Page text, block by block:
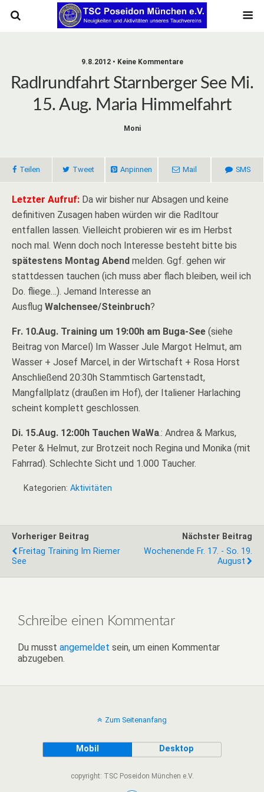
9.8.2012 • Keine Kommentare
Radlrundfahrt Starnberger See Mi.
15. Aug. Maria Himmelfahrt
Moni
Teilen Tweet Anpinnen Mail SMS
Letzter Aufruf: Da wir bisher nur Absagen und keine
definitiven Zusagen haben würden wir die Radltour
entfallen lassen. Vielleicht probieren wir es im Herbst
noch mal. Wenn doch noch Interesse besteht bitte bis
spätestens Montag Abend melden. Ggf. gehen wir
stattdessen tauchen (ich muss aber flach bleiben, weil ich
Do. fliege…). Jemand Interesse an
Ausflug Walchensee/Steinbruch?
Fr. 10.Aug. Training um 19:00h am Buga-See (siehe
Beitrag von Marcel) Im Wasser Jule Margot Helmut, am
Wasser + Josef Marcel, in der Wirtschaft + Rosa Horst
Anschließend 20:30h Stammtisch Gartenstadt,
Mangfallplatz (draußen im Hof), der Italiener Harlaching
scheint komplett geschlossen.
Di. 15.Aug. 12:00h Tauchen WaWa.: Andrea & Markus,
Peter & Helmut, zur Brotzeit noch Regina und Monika (mit
Fahrrad). Schlechte Sicht und 1.000 Taucher.
Kategorien: Aktivitäten
Vorheriger Beitrag
Freitag Training Im Riemer
See
Nächster Beitrag
Wochenende Fr. 17. - So. 19.
August
Schreibe einen Kommentar
Du musst angemeldet sein, um einen Kommentar
abzugeben.
Zum Seitenanfang
Mobil Desktop
copyright: TSC Poseidon München e.V.